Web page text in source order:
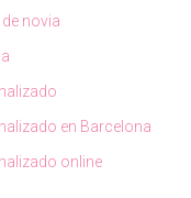
novia
en Barcelona
online